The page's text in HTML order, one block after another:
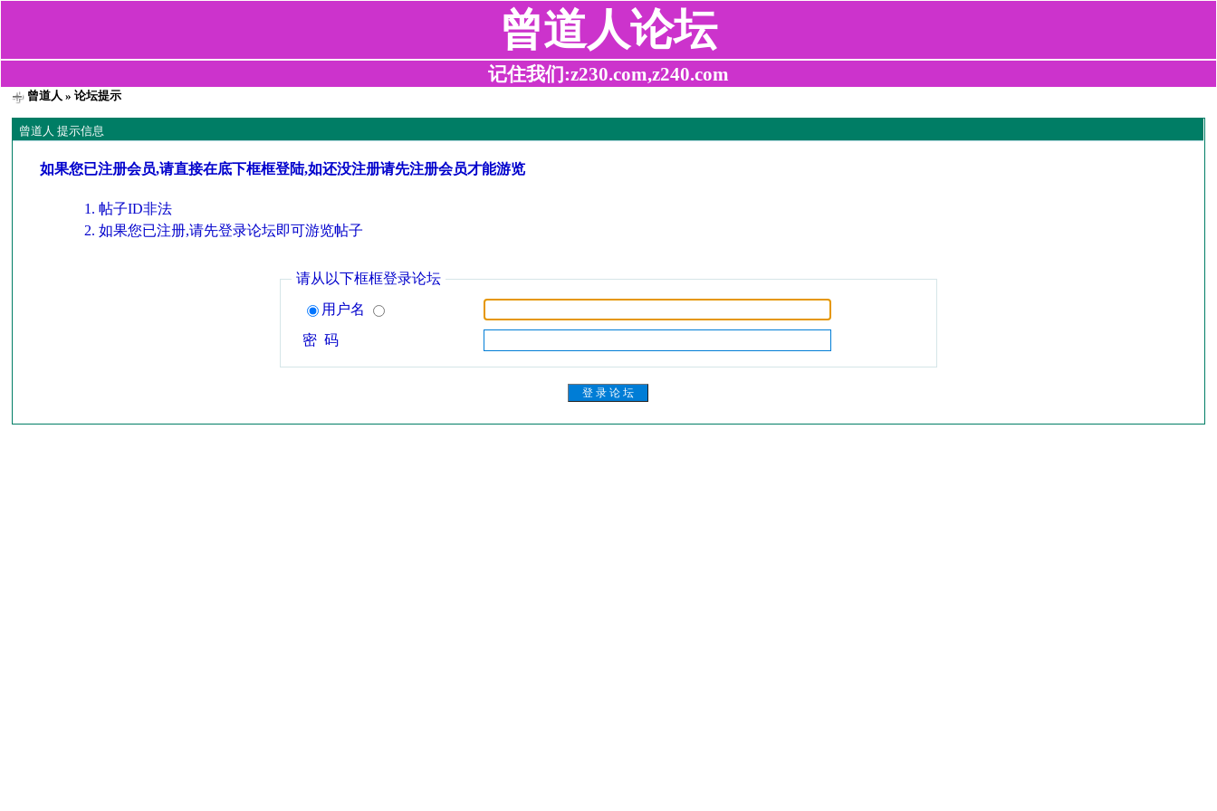
曾道人论坛
记住我们:z230.com,z240.com
曾道人 » 论坛提示
曾道人 提示信息
如果您已注册会员,请直接在底下框框登陆,如还没注册请先注册会员才能游览
帖子ID非法
如果您已注册,请先登录论坛即可游览帖子
请从以下框框登录论坛
用户名
密 码